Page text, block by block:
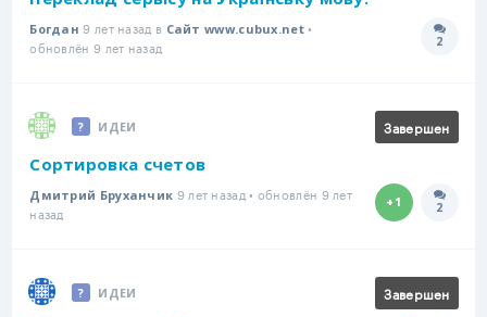
Богдан 9 лет назад в Сайт www.cubux.net•
обновлён 9 лет назад
2
ИДЕИ Завершен
Сортировка счетов
Дмитрий Бруханчик 9 лет назад • обновлён 9 лет
назад
+1 2
ИДЕИ Завершен